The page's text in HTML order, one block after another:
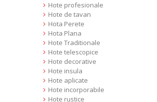
Hote profesionale
Hote de tavan
Hota Perete
Hota Plana
Hote Traditionale
Hote telescopice
Hote decorative
Hote insula
Hote aplicate
Hote incorporabile
Hote rustice